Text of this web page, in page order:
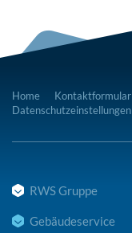
Home Kontaktformular
Datenschutzeinstellungen
RWS Gruppe
Gebäudeservice